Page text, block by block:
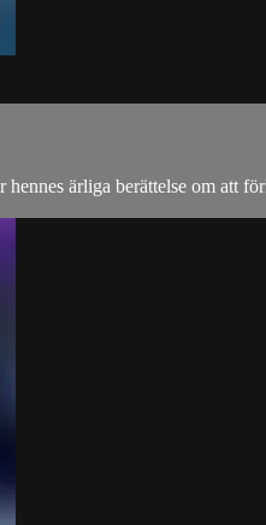
ärliga berättelse om att